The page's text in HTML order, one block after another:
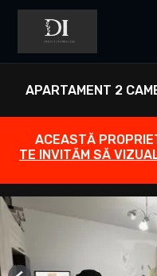
APARTAMENT 2
ACEASTĂ
TE INVITĂM SĂ